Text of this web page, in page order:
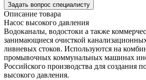
Задать вопрос специалисту
Описание товара
Насос высокого давления
Водоканалы, водостоки а также
занимающиеся очисткой
ливневых стоков. Используются на
промывочных коммунальных машинах
Российского производства для создания
высокого давления.